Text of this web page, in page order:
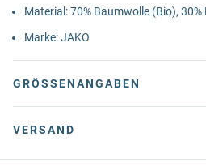
Material: 70% Baumwolle (Bio),
Marke: JAKO
GRÖSSENANGABEN
VERSAND